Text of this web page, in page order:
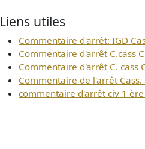
Liens utiles
Commentaire d'arrêt: IGD
Commentaire d'arrêt C.cass
Commentaire d'arrêt C. cass
Commentaire de l'arrêt
commentaire d'arrêt civ 1